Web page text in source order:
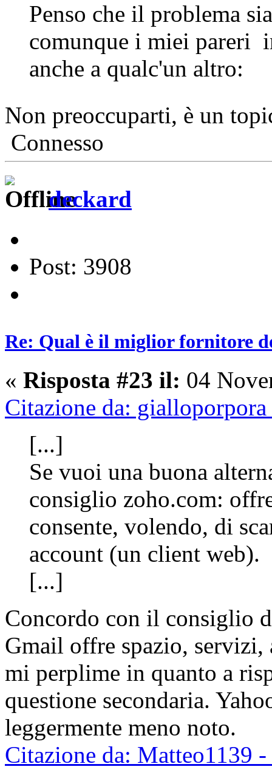
Penso che il problema
comunque i miei pareri
anche a qualc'un altro:
Non preoccuparti, è un
Connesso
deckard
Post: 3908
Re: Qual è il miglior fornitore
« Risposta #23 il: 04
Citazione da:
[...]
Se vuoi una buona
consiglio zoho.com:
consente, volendo, di
account (un client web).
[...]
Concordo con il consiglio
Gmail offre spazio, servizi,
mi perplime in quanto a
questione secondaria.
leggermente meno noto.
Citazione da: Matteo1139